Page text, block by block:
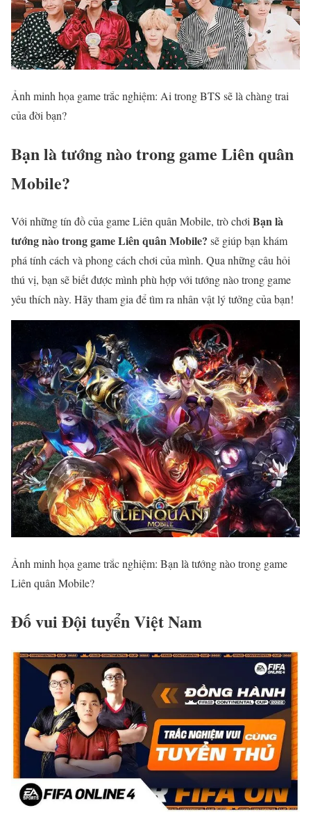
Ảnh minh họa game trắc nghiệm: Ai trong BTS sẽ là chàng trai
của đời bạn?
Bạn là tướng nào trong game Liên quân
Mobile?
Với những tín đồ của game Liên quân Mobile, trò chơi Bạn là
tướng nào trong game Liên quân Mobile? sẽ giúp bạn khám
phá tính cách và phong cách chơi của mình. Qua những câu hỏi
thú vị, bạn sẽ biết được mình phù hợp với tướng nào trong game
yêu thích này. Hãy tham gia để tìm ra nhân vật lý tưởng của bạn!
Ảnh minh họa game trắc nghiệm: Bạn là tướng nào trong game
Liên quân Mobile?
Đố vui Đội tuyển Việt Nam